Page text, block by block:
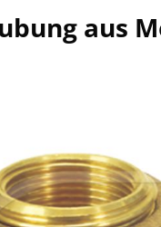
aus